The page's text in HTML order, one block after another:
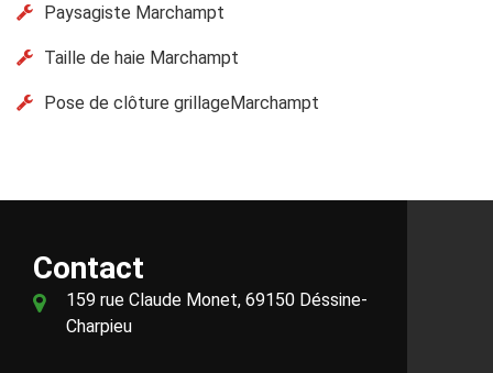
Paysagiste Marchampt
Taille de haie Marchampt
Pose de clôture grillageMarchampt
Contact
159 rue Claude Monet, 69150 Déssine-
Charpieu